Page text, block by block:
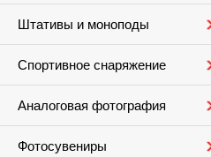
Штативы и моноподы
Спортивное снаряжение
Аналоговая фотография
Фотосувениры